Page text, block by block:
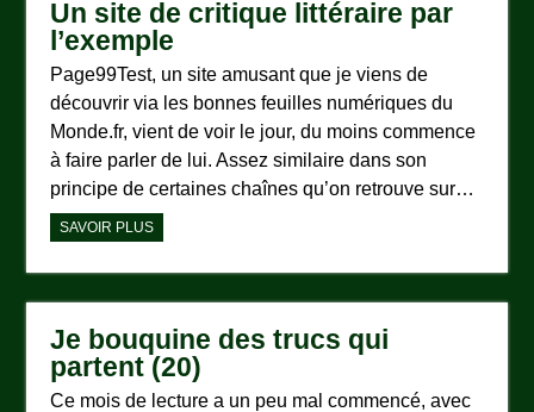
Un site de critique littéraire par
l’exemple
Page99Test, un site amusant que je viens de
découvrir via les bonnes feuilles numériques du
Monde.fr, vient de voir le jour, du moins commence
à faire parler de lui. Assez similaire dans son
principe de certaines chaînes qu’on retrouve sur…
SAVOIR PLUS
Je bouquine des trucs qui
partent (20)
Ce mois de lecture a un peu mal commencé, avec